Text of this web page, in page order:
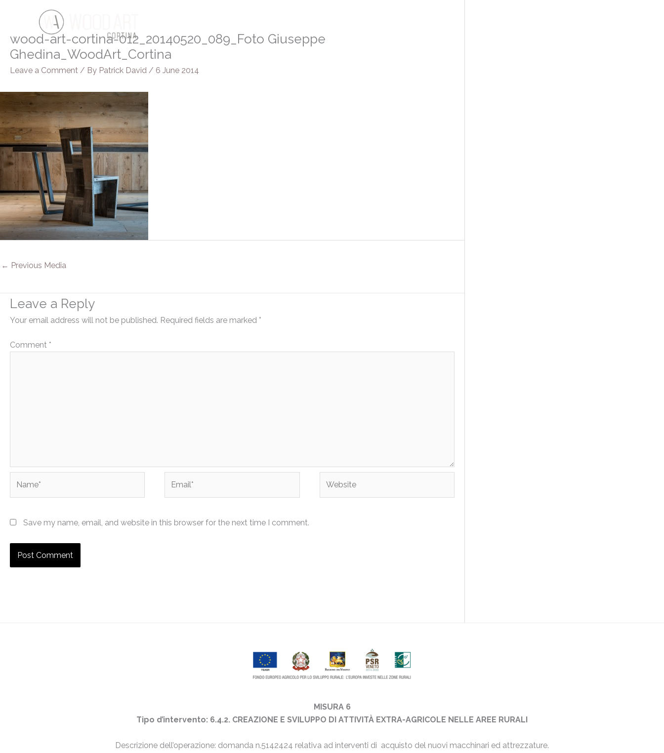
wood-art-cortina-012_20140520_089_Foto Giuseppe
Ghedina_WoodArt_Cortina
Leave a Comment / By Patrick David / 6 June 2014
← Previous Media
Leave a Reply
Your email address will not be published. Required fields are marked *
Comment *
Save my name, email, and website in this browser for the next time I comment.
MISURA 6
Tipo d’intervento: 6.4.2. CREAZIONE E SVILUPPO DI ATTIVITÀ EXTRA-AGRICOLE NELLE AREE RURALI
Descrizione dell’operazione: domanda n.5142424 relativa ad interventi di acquisto del nuovi macchinari ed attrezzature.